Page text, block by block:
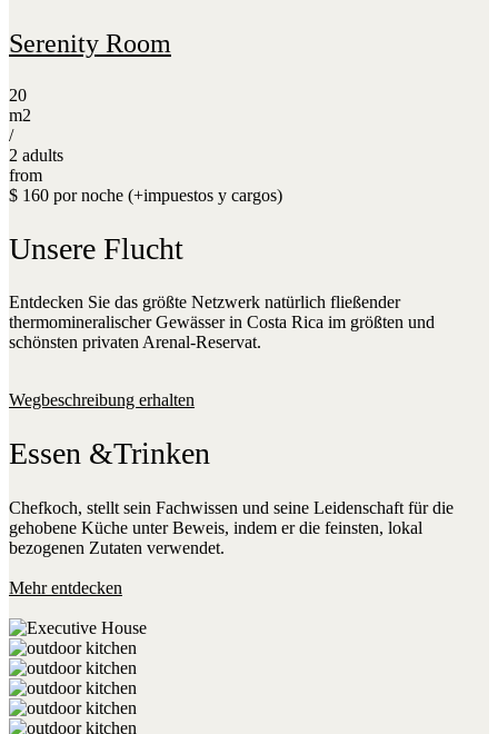
Serenity Room
20
m2
/
2 adults
from
$ 160 por noche (+impuestos y cargos)
Unsere Flucht
Entdecken Sie das größte Netzwerk natürlich fließender
thermomineralischer Gewässer in Costa Rica im größten und
schönsten privaten Arenal-Reservat.
Wegbeschreibung erhalten
Essen &Trinken
Chefkoch, stellt sein Fachwissen und seine Leidenschaft für die
gehobene Küche unter Beweis, indem er die feinsten, lokal
bezogenen Zutaten verwendet.
Mehr entdecken